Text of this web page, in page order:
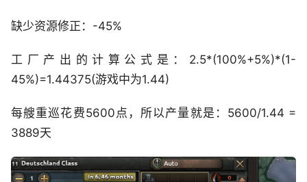
缺少资源修正：-45%
工厂产出的计算公式是：2.5*(100%+5%)*(1-
45%)=1.44375(游戏中为1.44)
每艘重巡花费5600点，所以产量就是：5600/1.44 =
3889天